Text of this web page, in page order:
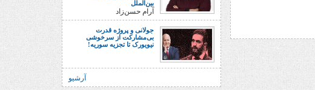
بین‌الملل
آرام حسن‌زاد
جولانی و پروژه قدرت
بی‌مشارکت از سرخوشی
نیویورک تا تجزیه سوریه!
آرشیو